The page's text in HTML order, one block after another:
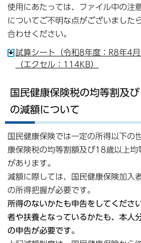
使用にあたっては、ファイル中の注
についてご不明な点がございました
合わせください。
試算シート（令和8年度：R8年4月
（エクセル：114KB）
国民健康保険税の均等割及
の減額について
国民健康保険では一定の所得以下の
康保険税の均等割額及び18歳以上均
があります｡
減額に際しては、国民健康保険加入
の所得把握が必要です。
所得のないかたも申告をしてくださ
者や扶養となっているかたも、本人
の申告が必要です。